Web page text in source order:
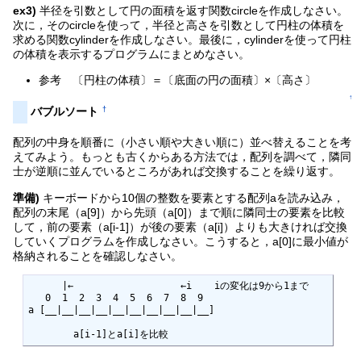
ex3) 半径を引数として円の面積を返す関数circleを作成しなさい。
次に，そのcircleを使って，半径と高さを引数として円柱の体積を
求める関数cylinderを作成しなさい。最後に，cylinderを使って円柱
の体積を表示するプログラムにまとめなさい。
参考 〔円柱の体積〕＝〔底面の円の面積〕×〔高さ〕
↑
バブルソート †
配列の中身を順番に（小さい順や大きい順に）並べ替えることを考
えてみよう。もっとも古くからある方法では，配列を調べて，隣同
士が逆順に並んでいるところがあれば交換することを繰り返す。
準備) キーボードから10個の整数を要素とする配列aを読み込み，
配列の末尾（a[9]）から先頭（a[0]）まで順に隣同士の要素を比較
して，前の要素（a[i-1]）が後の要素（a[i]）よりも大きければ交換
していくプログラムを作成しなさい。こうすると，a[0]に最小値が
格納されることを確認しなさい。
a [__|__|__|__|__|__|__|__|__|__]
        a[i-1]とa[i]を比較